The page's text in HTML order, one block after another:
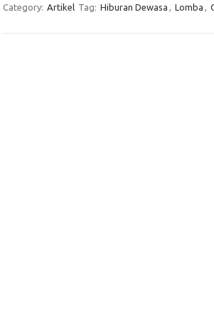
Category: Artikel Tag: Hiburan Dewasa , Lomba ,